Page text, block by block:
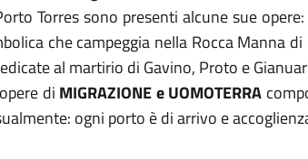
Torres sono presenti alcune sue
che campeggia nella Rocca Manna
al martirio di Gavino, Proto e
di MIGRAZIONE e UOMOTERRA
ogni porto è di arrivo e